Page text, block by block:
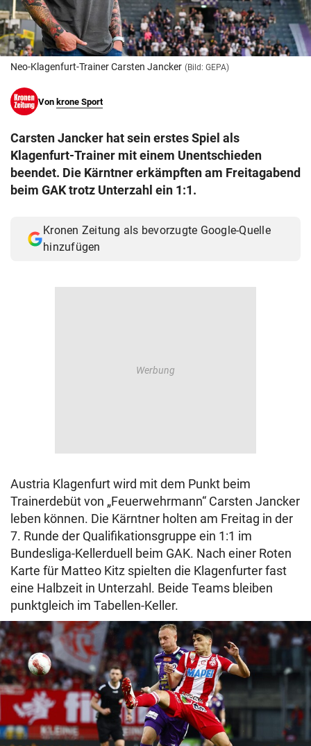
© Krone Multimedia GmbH & Co KG 2026
Muthgasse 2, 1190 Wien
Neo-Klagenfurt-Trainer Carsten Jancker (Bild: GEPA)
Von krone Sport
Carsten Jancker hat sein erstes Spiel als
Klagenfurt-Trainer mit einem Unentschieden
beendet. Die Kärntner erkämpften am Freitagabend
beim GAK trotz Unterzahl ein 1:1.
Kronen Zeitung als bevorzugte Google-Quelle
hinzufügen
Austria Klagenfurt wird mit dem Punkt beim
Trainerdebüt von „Feuerwehrmann“ Carsten Jancker
leben können. Die Kärntner holten am Freitag in der
7. Runde der Qualifikationsgruppe ein 1:1 im
Bundesliga-Kellerduell beim GAK. Nach einer Roten
Karte für Matteo Kitz spielten die Klagenfurter fast
eine Halbzeit in Unterzahl. Beide Teams bleiben
punktgleich im Tabellen-Keller.